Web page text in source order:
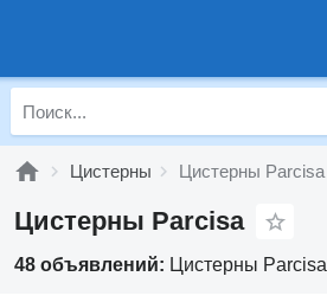
Цистерны Цистерны Parcisa
Цистерны Parcisa
48 объявлений: Цистерны Parcisa